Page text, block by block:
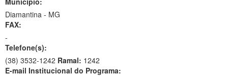
Diamantina - MG
FAX:
-
Telefone(s):
(38) 3532-1242 Ramal: 1242
E-mail Institucional do Programa: